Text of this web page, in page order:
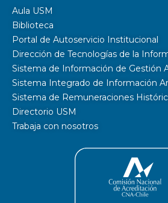
Aula USM
Biblioteca
Portal de Autoservicio Institucional
Dirección de Tecnologías de la
Sistema de Información de Gestión
Sistema Integrado de Información
Sistema de Remuneraciones
Directorio USM
Trabaja con nosotros